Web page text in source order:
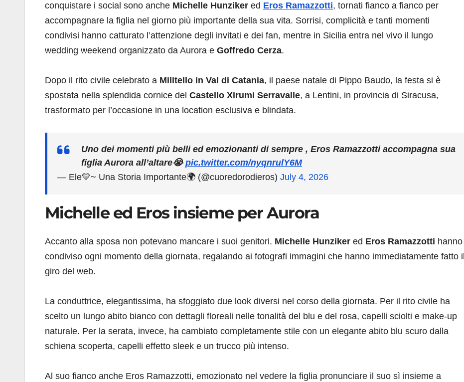
conquistare i social sono anche Michelle Hunziker ed Eros Ramazzotti, tornati fianco a fianco per
accompagnare la figlia nel giorno più importante della sua vita. Sorrisi, complicità e tanti momenti
condivisi hanno catturato l’attenzione degli invitati e dei fan, mentre in Sicilia entra nel vivo il lungo
wedding weekend organizzato da Aurora e Goffredo Cerza.
Dopo il rito civile celebrato a Militello in Val di Catania, il paese natale di Pippo Baudo, la festa si è
spostata nella splendida cornice del Castello Xirumi Serravalle, a Lentini, in provincia di Siracusa,
trasformato per l’occasione in una location esclusiva e blindata.
Uno dei momenti più belli ed emozionanti di sempre , Eros Ramazzotti accompagna sua
figlia Aurora all’altare😭 pic.twitter.com/nyqnrulY6M
— Ele💛~ Una Storia Importante🌍 (@cuoredorodieros) July 4, 2026
Michelle ed Eros insieme per Aurora
Accanto alla sposa non potevano mancare i suoi genitori. Michelle Hunziker ed Eros Ramazzotti hanno
condiviso ogni momento della giornata, regalando ai fotografi immagini che hanno immediatamente fatto il
giro del web.
La conduttrice, elegantissima, ha sfoggiato due look diversi nel corso della giornata. Per il rito civile ha
scelto un lungo abito bianco con dettagli floreali nelle tonalità del blu e del rosa, capelli sciolti e make-up
naturale. Per la serata, invece, ha cambiato completamente stile con un elegante abito blu scuro dalla
schiena scoperta, capelli effetto sleek e un trucco più intenso.
Al suo fianco anche Eros Ramazzotti, emozionato nel vedere la figlia pronunciare il suo sì insieme a